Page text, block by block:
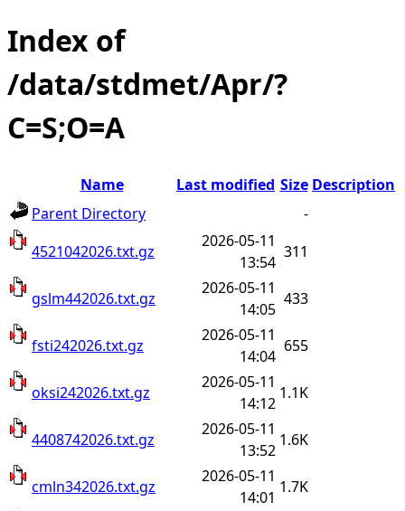
Index of
/data/stdmet/Apr/?
C=S;O=A
Name Last modified Size Description
Parent Directory
-
4521042026.txt.gz
2026-05-11
13:54
311
gslm442026.txt.gz
2026-05-11
14:05
433
fsti242026.txt.gz
2026-05-11
14:04
655
oksi242026.txt.gz
2026-05-11
14:12
1.1K
4408742026.txt.gz
2026-05-11
13:52
1.6K
cmln342026.txt.gz
2026-05-11
14:01
1.7K